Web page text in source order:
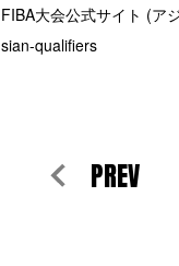
FIBA大会公式サイト (ア
sian-qualifiers
PREV